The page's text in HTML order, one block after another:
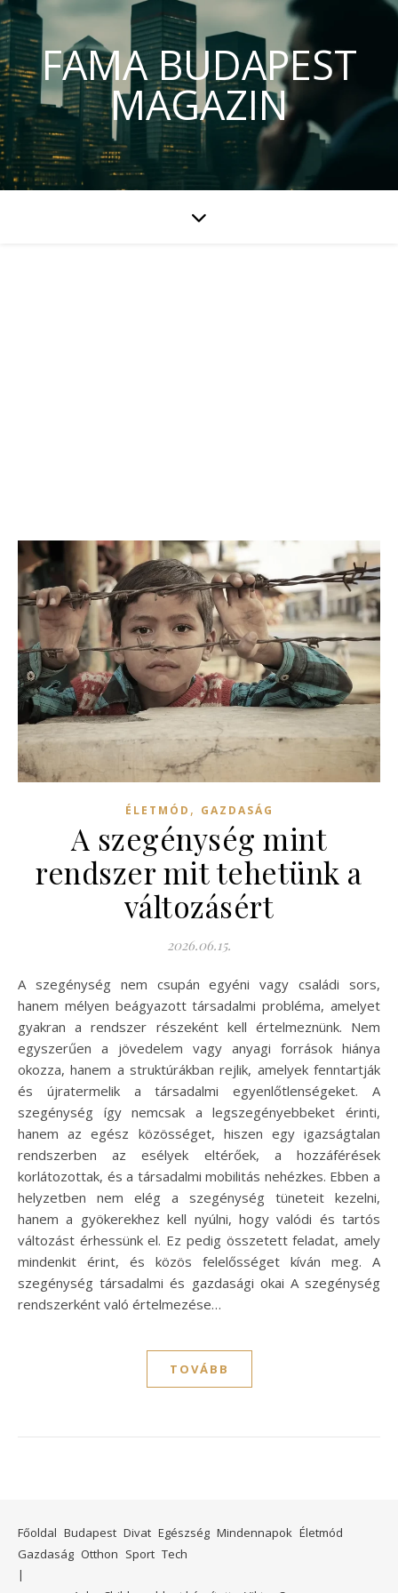
FAMA BUDAPEST
MAGAZIN
ÉLETMÓD , GAZDASÁG
A szegénység mint
rendszer mit tehetünk a
változásért
2026.06.15.
A szegénység nem csupán egyéni vagy családi sors,
hanem mélyen beágyazott társadalmi probléma, amelyet
gyakran a rendszer részeként kell értelmeznünk. Nem
egyszerűen a jövedelem vagy anyagi források hiánya
okozza, hanem a struktúrákban rejlik, amelyek fenntartják
és újratermelik a társadalmi egyenlőtlenségeket. A
szegénység így nemcsak a legszegényebbeket érinti,
hanem az egész közösséget, hiszen egy igazságtalan
rendszerben az esélyek eltérőek, a hozzáférések
korlátozottak, és a társadalmi mobilitás nehézkes. Ebben a
helyzetben nem elég a szegénység tüneteit kezelni,
hanem a gyökerekhez kell nyúlni, hogy valódi és tartós
változást érhessünk el. Ez pedig összetett feladat, amely
mindenkit érint, és közös felelősséget kíván meg. A
szegénység társadalmi és gazdasági okai A szegénység
rendszerként való értelmezése…
TOVÁBB
Főoldal Budapest Divat Egészség Mindennapok Életmód
Gazdaság Otthon Sport Tech